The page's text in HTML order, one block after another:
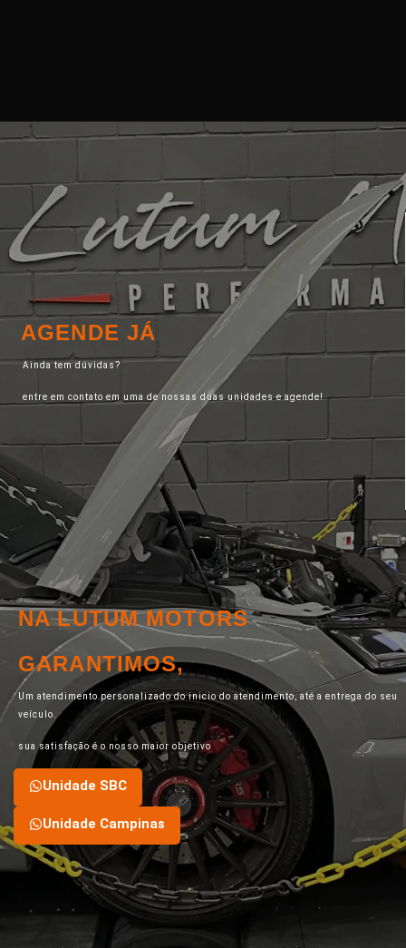
AGENDE JÁ
Ainda tem dúvidas?
entre em contato em uma de nossas duas unidades e agende!
NA LUTUM MOTORS
GARANTIMOS,
Um atendimento personalizado do inicio do atendimento, até a entrega do seu
veículo.
sua satisfação é o nosso maior objetivo
Unidade SBC
Unidade Campinas